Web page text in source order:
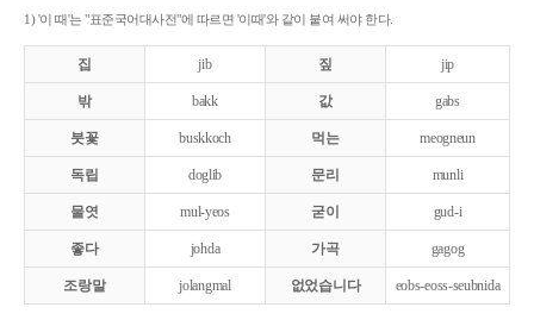
1) '이 때'는 "표준국어대사전"에 따르면 '이때'와 같이 붙여 써야 한다.
집 jib 짚 jip
밖 bakk 값 gabs
붓꽃 buskkoch 먹는 meogneun
독립 doglib 문리 munli
물엿 mul-yeos 굳이 gud-i
좋다 johda 가곡 gagog
조랑말 jolangmal 없었습니다 eobs-eoss-seubnida